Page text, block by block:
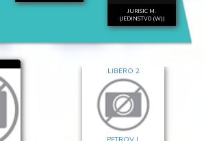
JURISIC M.
(JEDINSTVO (W))
LIBERO 2